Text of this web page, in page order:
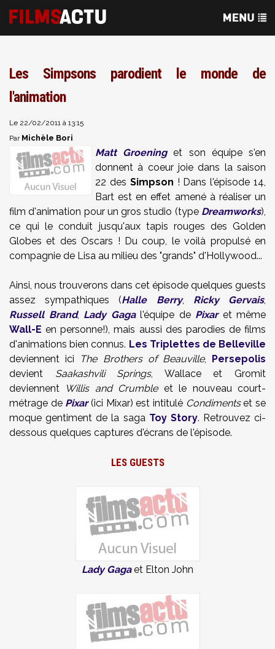
Les Simpsons parodient le monde de
l'animation
Le 22/02/2011 à 13:15
Par Michèle Bori
Matt Groeninget son équipe s'en
donnent à coeur joie dans la saison
22 des Simpson ! Dans l'épisode 14,
Bart est en effet amené à réaliser un
film d'animation pour un gros studio (type Dreamworks),
ce qui le conduit jusqu'aux tapis rouges des Golden
Globes et des Oscars ! Du coup, le voilà propulsé en
compagnie de Lisa au milieu des "grands" d'Hollywood...
Ainsi, nous trouverons dans cet épisode quelques guests
assez sympathiques (Halle Berry, Ricky Gervais,
Russell Brand, Lady Gagal'équipe de Pixaret même
Wall-E en personne!), mais aussi des parodies de films
d'animations bien connus. Les Triplettes de Belleville
deviennent ici
The Brothers of Beauville, Persepolis
devient Saakashvili Springs, Wallace et Gromit
deviennent
Willis and Crumbleet le nouveau court-
métrage de Pixar(ici Mixar) est intitulé Condimentset se
moque gentiment de la saga Toy Story. Retrouvez ci-
dessous quelques captures d'écrans de l'épisode.
LES GUESTS
Lady Gagaet Elton John